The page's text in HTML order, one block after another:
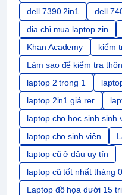
dell 7390 2in1
dell
địa chỉ mua laptop zin
Khan Academy
kiểm
Làm sao để kiểm tra
laptop 2 trong 1
laptop 2in1 giá rer
laptop cho học sinh sinh
laptop cho sinh viên
laptop cũ ở đâu uy tín
laptop cũ tốt nhất tháng
Laptop đồ họa dưới 15